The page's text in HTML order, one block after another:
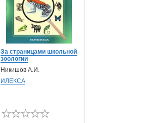
За страницами школьной
зоологии
Никишов А.И.
ИЛЕКСА